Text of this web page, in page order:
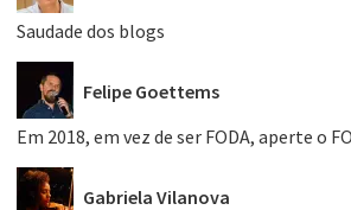
Saudade dos blogs
Felipe Goettems
Em 2018, em vez de ser FODA, aperte o
Gabriela Vilanova